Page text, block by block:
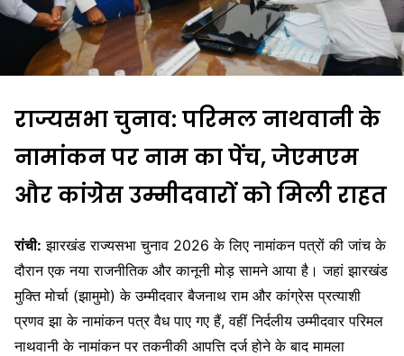
राज्यसभा चुनाव: परिमल नाथवानी के
नामांकन पर नाम का पेंच, जेएमएम
और कांग्रेस उम्मीदवारों को मिली राहत
रांची: झारखंड राज्यसभा चुनाव 2026 के लिए नामांकन पत्रों की जांच के
दौरान एक नया राजनीतिक और कानूनी मोड़ सामने आया है। जहां झारखंड
मुक्ति मोर्चा (झामुमो) के उम्मीदवार बैजनाथ राम और कांग्रेस प्रत्याशी
प्रणव झा के नामांकन पत्र वैध पाए गए हैं, वहीं निर्दलीय उम्मीदवार परिमल
नाथवानी के नामांकन पर तकनीकी आपत्ति दर्ज होने के बाद मामला